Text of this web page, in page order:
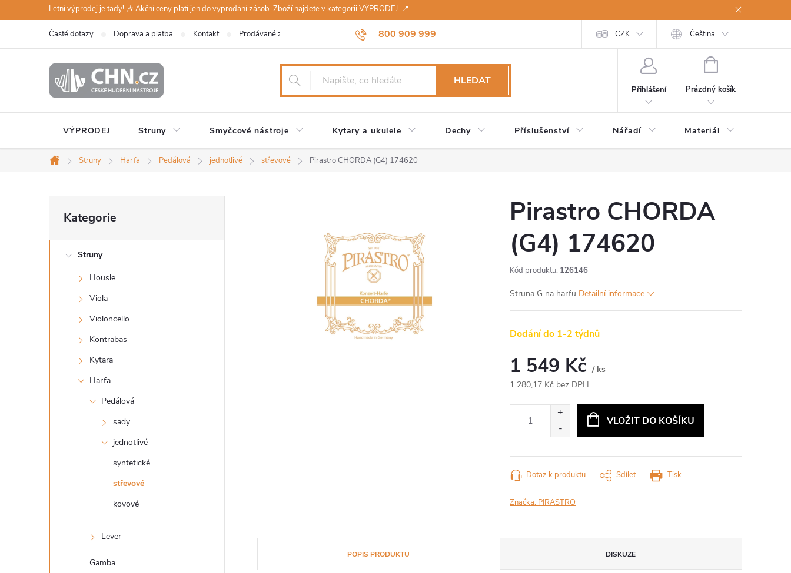
na
Letní výprodej je tady! 🎶 Akční ceny platí jen do vyprodání zásob. Zboží najdete v kategorii VÝPRODEJ. 📍
800 909 999
Časté dotazy Doprava a platba Kontakt Prodávané značky Návody a údržba Reklamace Odstoupení od kupní smlouvy
CZK Čeština
HLEDAT
Přihlášení
NÁKUPNÍ
Prázdný košík
VÝPRODEJ Struny Smyčcové nástroje Kytary a ukulele Dechy Příslušenství Nářadí Materiál
Domů
Struny Harfa Pedálová jednotlivé střevové Pirastro CHORDA (G4) 174620
o
kategorie
Kategorie
Struny
Housle
Viola
Violoncello
Kontrabas
Kytara
Harfa
Pedálová
sady
jednotlivé
syntetické
střevové
kovové
Lever
Gamba
Pirastro CHORDA
(G4) 174620
Kód produktu: 126146
Struna G na harfu Detailní informace
Dodání do 1-2 týdnů
1 549 Kč / ks
1 280,17 Kč bez DPH
VLOŽIT DO KOŠÍKU
Tisk
Dotaz k produktu Sdílet
Značka: PIRASTRO
POPIS PRODUKTU DISKUZE